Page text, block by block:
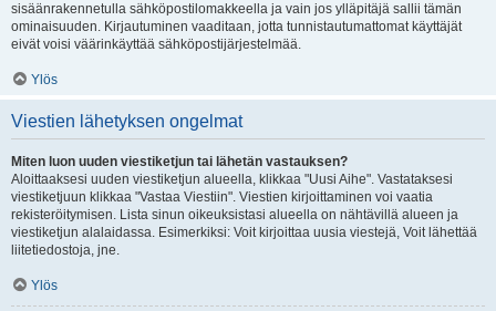
sisäänrakennetulla sähköpostilomakkeella ja vain jos ylläpitäjä sallii tämän
ominaisuuden. Kirjautuminen vaaditaan, jotta tunnistautumattomat käyttäjät
eivät voisi väärinkäyttää sähköpostijärjestelmää.
Ylös
Viestien lähetyksen ongelmat
Miten luon uuden viestiketjun tai lähetän vastauksen?
Aloittaaksesi uuden viestiketjun alueella, klikkaa "Uusi Aihe". Vastataksesi
viestiketjuun klikkaa "Vastaa Viestiin". Viestien kirjoittaminen voi vaatia
rekisteröitymisen. Lista sinun oikeuksistasi alueella on nähtävillä alueen ja
viestiketjun alalaidassa. Esimerkiksi: Voit kirjoittaa uusia viestejä, Voit lähettää
liitetiedostoja, jne.
Ylös